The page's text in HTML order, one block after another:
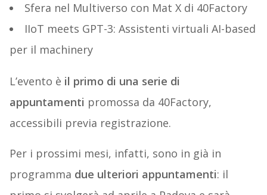
Sfera nel Multiverso con Mat X di 40Factory
IIoT meets GPT-3: Assistenti virtuali AI-based
per il machinery
L’evento è il primo di una serie di
appuntamenti promossa da 40Factory,
accessibili previa registrazione.
Per i prossimi mesi, infatti, sono in già in
programma due ulteriori appuntamenti: il